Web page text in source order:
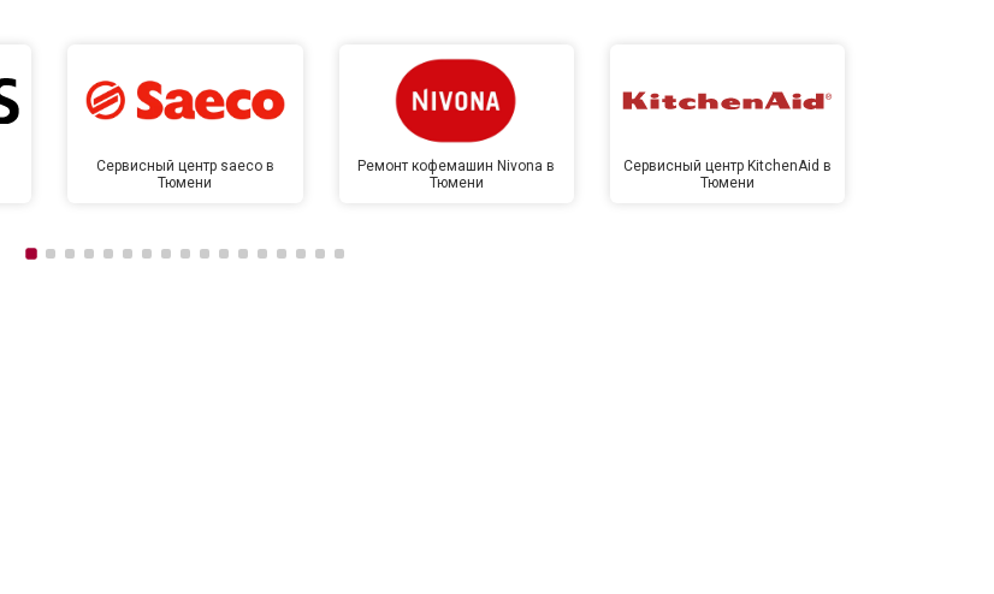
Сервисный центр saeco в
Тюмени
Ремонт кофемашин Nivona в
Тюмени
Сервисный центр KitchenAid в
Тюмени